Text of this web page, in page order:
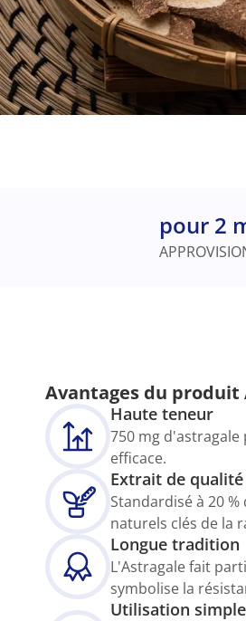
pour 2
Avantages du
Haute teneur
750 mg
efficace.
Extrait de qualité
Standardisé à 20
naturels clés de la
Longue tradition
L'Astragale fait
symbolise la
Utilisation simple